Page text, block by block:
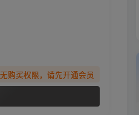
购买权限，请先开通会员